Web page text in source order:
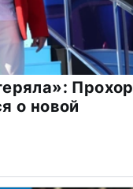
Прохор
о новой